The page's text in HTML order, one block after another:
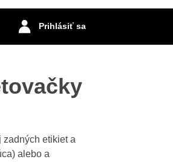
Prihlásiť sa
etikiet a
alebo a